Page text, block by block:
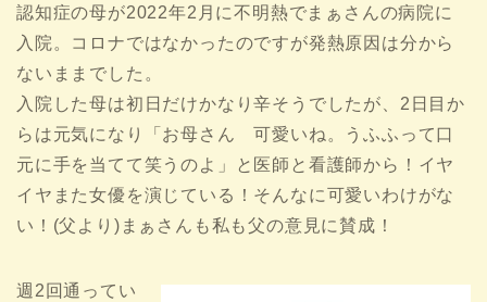
認知症の母が2022年2月に不明熱でまぁさんの病院に
入院。コロナではなかったのですが発熱原因は分から
ないままでした。
入院した母は初日だけかなり辛そうでしたが、2日目か
らは元気になり「お母さん 可愛いね。うふふって口
元に手を当てて笑うのよ」と医師と看護師から！イヤ
イヤまた女優を演じている！そんなに可愛いわけがな
い！(父より)まぁさんも私も父の意見に賛成！
週2回通ってい